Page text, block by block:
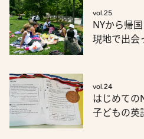
vol.25
NYから帰
現地で出会
vol.24
はじめての
子どもの英